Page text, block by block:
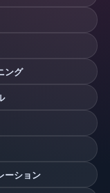
ング
ーション